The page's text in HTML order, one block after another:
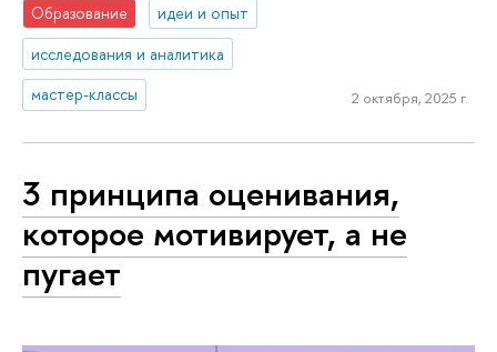
Образование
идеи и опыт
исследования и аналитика
мастер-классы
2 октября, 2025 г.
3 принципа оценивания,
которое мотивирует, а не
пугает